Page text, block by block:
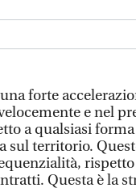
forte
e nel
a qualsiasi
sul territorio.
Questa è la